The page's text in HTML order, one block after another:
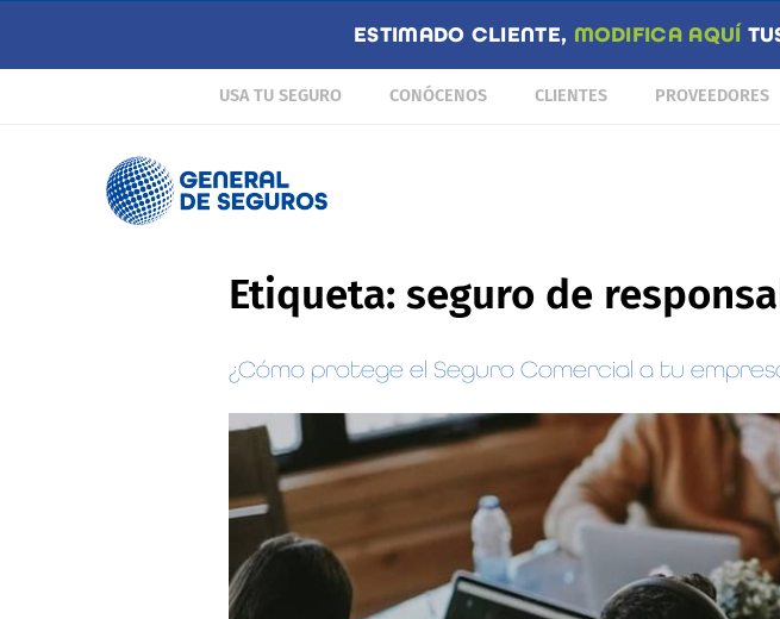
ESTIMADO CLIENTE, MODIFICA AQUÍ
USA TU SEGURO CONÓCENOS CLIENTES PROVEEDORES
Etiqueta: seguro de
¿Cómo protege el Seguro Comercial a tu